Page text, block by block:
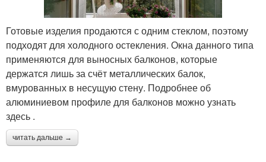
Готовые изделия продаются с одним стеклом, поэтому
подходят для холодного остекления. Окна данного типа
применяются для выносных балконов, которые
держатся лишь за счёт металлических балок,
вмурованных в несущую стену. Подробнее об
алюминиевом профиле для балконов можно узнать
здесь .
читать дальше →